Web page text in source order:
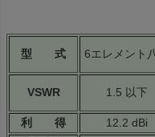
型 式 6エレメント
VSWR 1.5 以下
利 得 12.2 dBi